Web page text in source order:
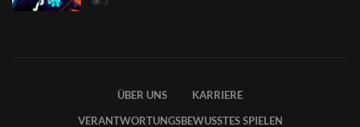
ÜBER UNS
KARRIERE
VERANTWORTUNGSBEWUSSTES SPIELEN